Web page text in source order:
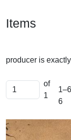
Items
producer is exactly
of
1
6